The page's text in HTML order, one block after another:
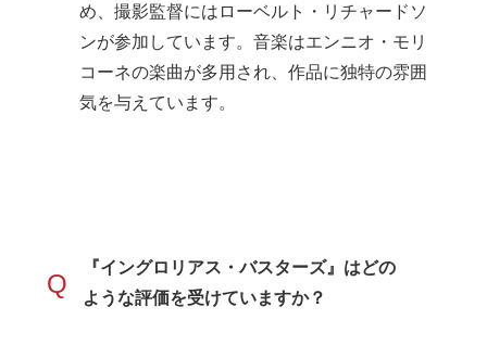
め、撮影監督にはローベルト・リチャードソ
ンが参加しています。音楽はエンニオ・モリ
コーネの楽曲が多用され、作品に独特の雰囲
気を与えています。
Q
『イングロリアス・バスターズ』はどの
ような評価を受けていますか？